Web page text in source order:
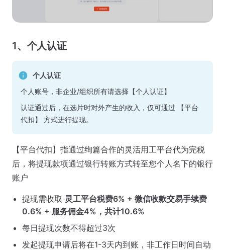
1、个人认证
个人认证
个人账号，非企业/组织所有请选择【个人认证】
认证通过后，在选片时对外产生的收入，仅可通过 【平台
代扣】 方式进行提现。
【平台代扣】指通过绚篇合作的灵活用工平台代为完税
后，将提现款项通过银行转账方式转至您个人名下的银行
账户
提现需收取 灵工平台税费6% + 微信收款交易手续费
0.6% + 服务佣金4%，共计10.6%
每日提现次数不得超过3次
发起提现申请后将在1-3天内到账，非工作日时间自动